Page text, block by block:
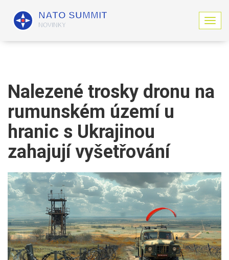
Z
o
t
i
Nalezené trosky dronu na
rumunském území u
hranic s Ukrajinou
zahajují vyšetřování